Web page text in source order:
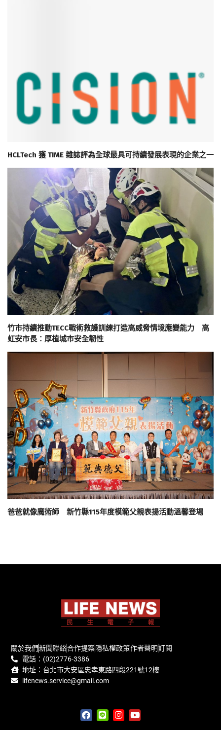
HCLTech 獲 TIME 雜誌評為全球最具可持續發展表現的企業之一
竹市持續推動TECC戰術救護訓練打造高威脅情境應變能力 高
虹安市長：厚植城市安全韌性
爸爸就像魔術師 新竹縣115年度模範父親表揚活動溫馨登場
關於我們新聞聯絡合作提案隱私權政策作者聲明訂閱
電話：(02)2776-3386
地址：台北市大安區忠孝東路四段221號12樓
lifenews.service@gmail.com